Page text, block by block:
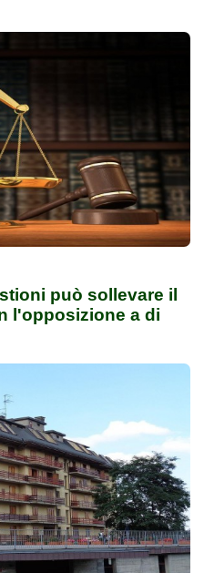
può sollevare il
l'opposizione a di